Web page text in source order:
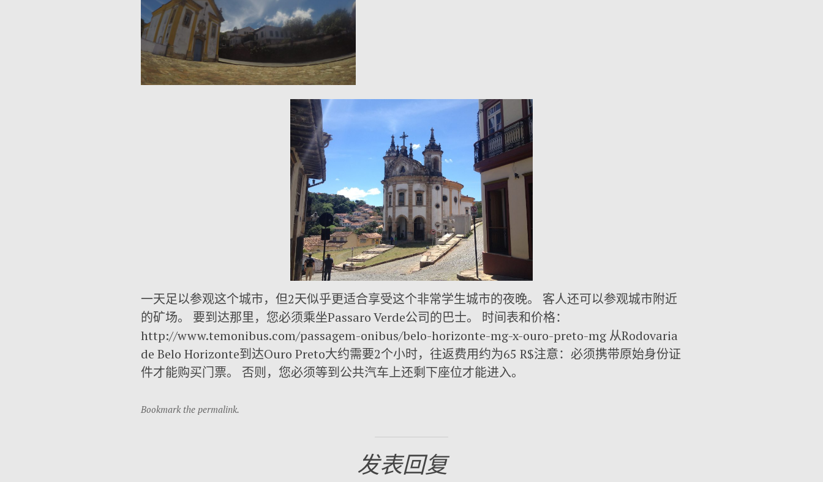
一天足以参观这个城市，但2天似乎更适合享受这个非常学生城市的夜晚。 客人还可以参观城市附近
的矿场。 要到达那里，您必须乘坐Passaro Verde公司的巴士。 时间表和价格：
http://www.temonibus.com/passagem-onibus/belo-horizonte-mg-x-ouro-preto-mg 从Rodovaria
de Belo Horizonte到达Ouro Preto大约需要2个小时，往返费用约为65 R$注意：必须携带原始身份证
件才能购买门票。 否则，您必须等到公共汽车上还剩下座位才能进入。
Bookmark the permalink.
发表回复